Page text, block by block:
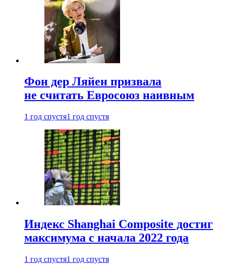
Фон дер Ляйен призвала
не считать Евросоюз наивным
1 год спустя1 год спустя
Индекс Shanghai Composite достиг
максимума с начала 2022 года
1 год спустя1 год спустя